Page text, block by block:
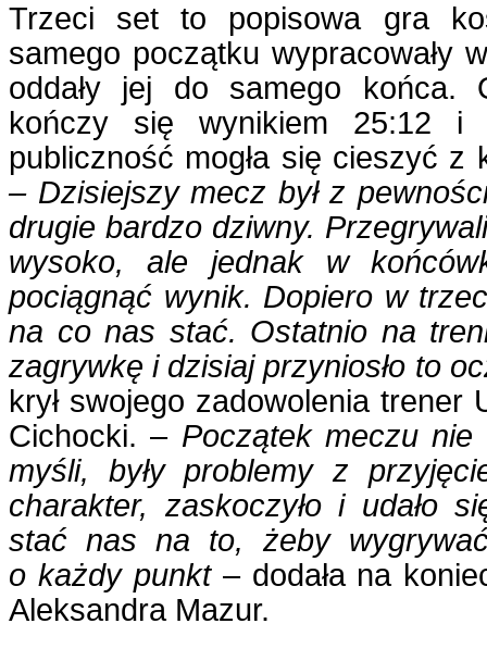
Trzeci set to popisowa gra
samego początku wypracowały
oddały jej do samego końca.
kończy się wynikiem 25:12 i
publiczność mogła się cieszyć z
– Dzisiejszy mecz był z
drugie bardzo dziwny.
wysoko, ale jednak w
pociągnąć wynik. Dopiero w
na co nas stać. Ostatnio na
zagrywkę i dzisiaj przyniosło to
krył swojego zadowolenia trener
Cichocki. –Początek meczu nie
myśli, były problemy z
charakter, zaskoczyło i udało
stać nas na to, żeby
o każdy punkt– dodała na
Aleksandra Mazur.